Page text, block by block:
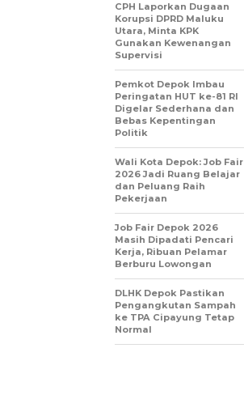
CPH Laporkan Dugaan
Korupsi DPRD Maluku
Utara, Minta KPK
Gunakan Kewenangan
Supervisi
Pemkot Depok Imbau
Peringatan HUT ke-81 RI
Digelar Sederhana dan
Bebas Kepentingan
Politik
Wali Kota Depok: Job Fair
2026 Jadi Ruang Belajar
dan Peluang Raih
Pekerjaan
Job Fair Depok 2026
Masih Dipadati Pencari
Kerja, Ribuan Pelamar
Berburu Lowongan
DLHK Depok Pastikan
Pengangkutan Sampah
ke TPA Cipayung Tetap
Normal